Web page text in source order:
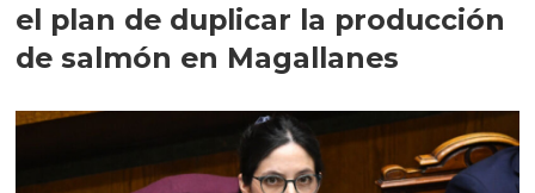
el plan de duplicar la producción
de salmón en Magallanes